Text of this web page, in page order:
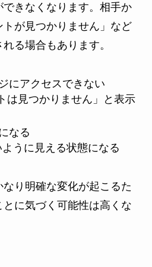
きなくなります。相手か
トが見つかりません」など
る場合もあります。
にアクセスできない
は見つかりません」と表示
なる
うに見える状態になる
り明確な変化が起こるた
に気づく可能性は高くな